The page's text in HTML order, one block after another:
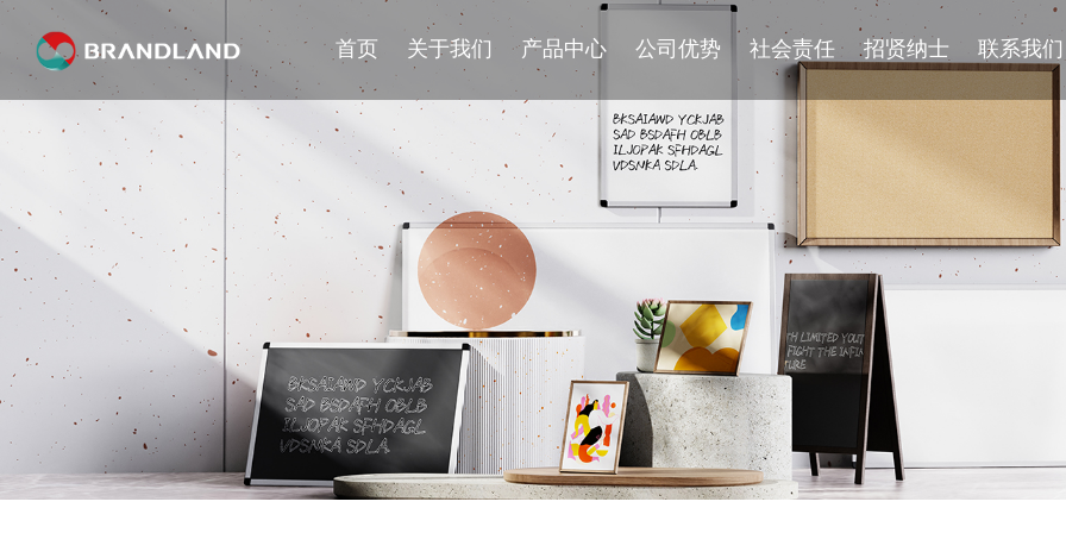
首页 关于我们 产品中心 公司优势 社会责任 招贤纳士 联系我们